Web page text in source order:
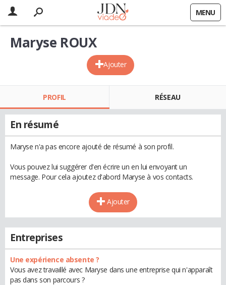
MENU
Ajouter
Maryse ROUX
PROFIL RÉSEAU
En résumé
Maryse n'a pas encore ajouté de résumé à son profil.
Vous pouvez lui suggérer d'en écrire un en lui envoyant un
message. Pour cela ajoutez d'abord Maryse à vos contacts.
Ajouter
Entreprises
Une expérience absente ?
Vous avez travaillé avec Maryse dans une entreprise qui n'apparaît
pas dans son parcours ?